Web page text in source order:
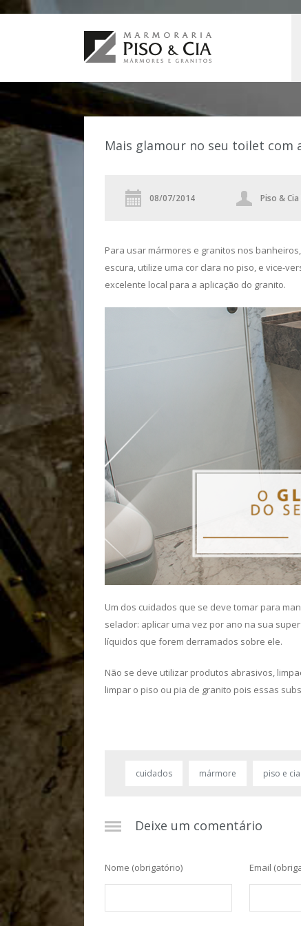
Mais glamour no seu toilet com
08/07/2014 Piso &
Para usar mármores e granitos nos
escura, utilize uma cor clara no piso, e vice-
excelente local para a aplicação do granito.
Um dos cuidados que se deve tomar para
selador: aplicar uma vez por ano na sua
líquidos que forem derramados sobre ele.
Não se deve utilizar produtos abrasivos,
limpar o piso ou pia de granito pois essas
cuidados mármore piso e cia
Deixe um comentário
Nome (obrigatório) Email